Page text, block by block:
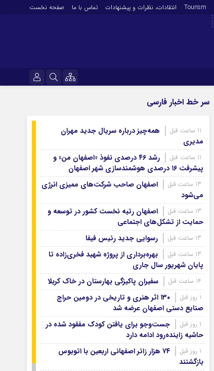
Tourism انتقادات‌، نظرات و پیشنهادات تماس با ما صفحه نخست
رمز عبور
مرا به خاطر بسپار
آرشیو ۱۴۰۴
آرشیو ۱۴۰۳
آرشیو ۱۴۰۲
آرشیو ۱۴۰۰
آرشیو ۱۳۹۹
آرشیو ۱۳۹۸
آرشیو ۱۳۹۷
سر خط اخبار فارسی
همه‌چیز درباره سریال جدید مهران
مدیری
رشد ۴۶ درصدی نفوذ «اصفهان من» و
پیشرفت ۱۶ درصدی هوشمندسازی شهر اصفهان
اصفهان صاحب شرکت‌های ممیزی انرژی
می‌شود
اصفهان رتبه نخست کشور در توسعه و
حمایت از تشکل‌های اجتماعی
رسوایی جدید رئیس فیفا
بهره‌برداری از پروژه شهید فخری‌زاده تا
پایان شهریور سال جاری
سفیران پاکیزگی بهارستان در خاک کربلا
۱۳۰ اثر هنری و تاریخی در دومین حراج
صنایع دستی اصفهان عرضه شد
جست‌وجو برای یافتن کودک مفقود شده در
حاشیه زاینده‌رود ادامه دارد
۷۴ هزار زائر اصفهانی اربعین با اتوبوس
بازگشتند